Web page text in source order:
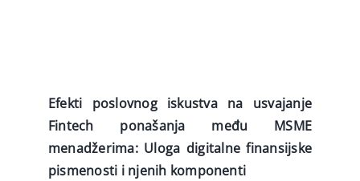
Efekti poslovnog iskustva na usvajanje
Fintech ponašanja među MSME
menadžerima: Uloga digitalne finansijske
pismenosti i njenih komponenti